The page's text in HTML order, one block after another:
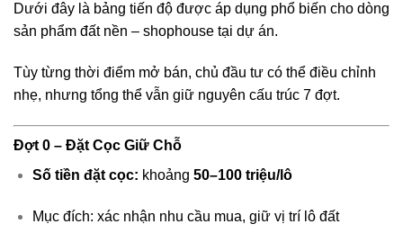
Dưới đây là bảng tiến độ được áp dụng phổ biến cho dòng
sản phẩm đất nền – shophouse tại dự án.
Tùy từng thời điểm mở bán, chủ đầu tư có thể điều chỉnh
nhẹ, nhưng tổng thể vẫn giữ nguyên cấu trúc 7 đợt.
Đợt 0 – Đặt Cọc Giữ Chỗ
Số tiền đặt cọc: khoảng 50–100 triệu/lô
Mục đích: xác nhận nhu cầu mua, giữ vị trí lô đất